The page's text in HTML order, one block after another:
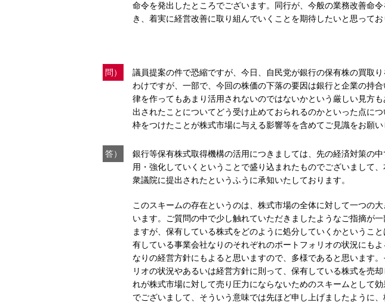
命令を発出したところでございます。同行が、今般の業務改善命
き、着実に経営改善に取り組んでいくことを期待したいと思ってお
問）
議員提案の件で恐縮ですが、今日、自民党が銀行の保有株の買取
わけですが、一部で、今回の株価の下落の要因は銀行と企業の持
律を作ってもあまり活用されないのではないかという厳しい見方
出されたことについてどう受け止めておられるのかといった点に
枠をつけたことが株式市場に与える影響等を含めてご見識をお願い
答）
銀行等保有株式取得機構の活用につきましては、先の経済対策の
用・強化していくということで盛り込まれたものでございまして
衆議院に提出されたというふうに承知いたしております。
このスキームの存在というのは、株式市場の全体に対して一つの
います。ご質問の中で少し触れていただきましたようなご指摘が
ますが、保有している株式をどのように処分していくかというこ
有している事業会社なりのそれぞれのポートフォリオの状況にも
なりの経営方針にもよると思いますので、多様であると思います
リオの状況やあるいは経営方針に則って、保有している株式を売
れが株式市場に対して売り圧力にならないためのスキームとして
でございまして、そういう意味では先ほど申し上げましたように